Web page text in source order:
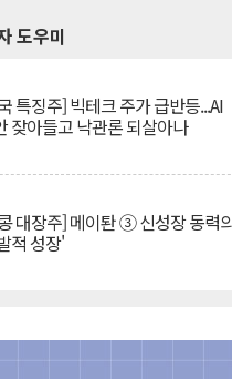
도우미
특징주] 빅테크 주가 급반등...AI
잦아들고 낙관론 되살아나
대장주] 메이퇀 ③ 신성장 동력
적 성장'